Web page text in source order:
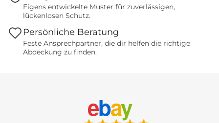
Eigens entwickelte Muster für zuverlässigen,
lückenlosen Schutz.
Persönliche Beratung
Feste Ansprechpartner, die dir helfen die richtige
Abdeckung zu finden.
ebay